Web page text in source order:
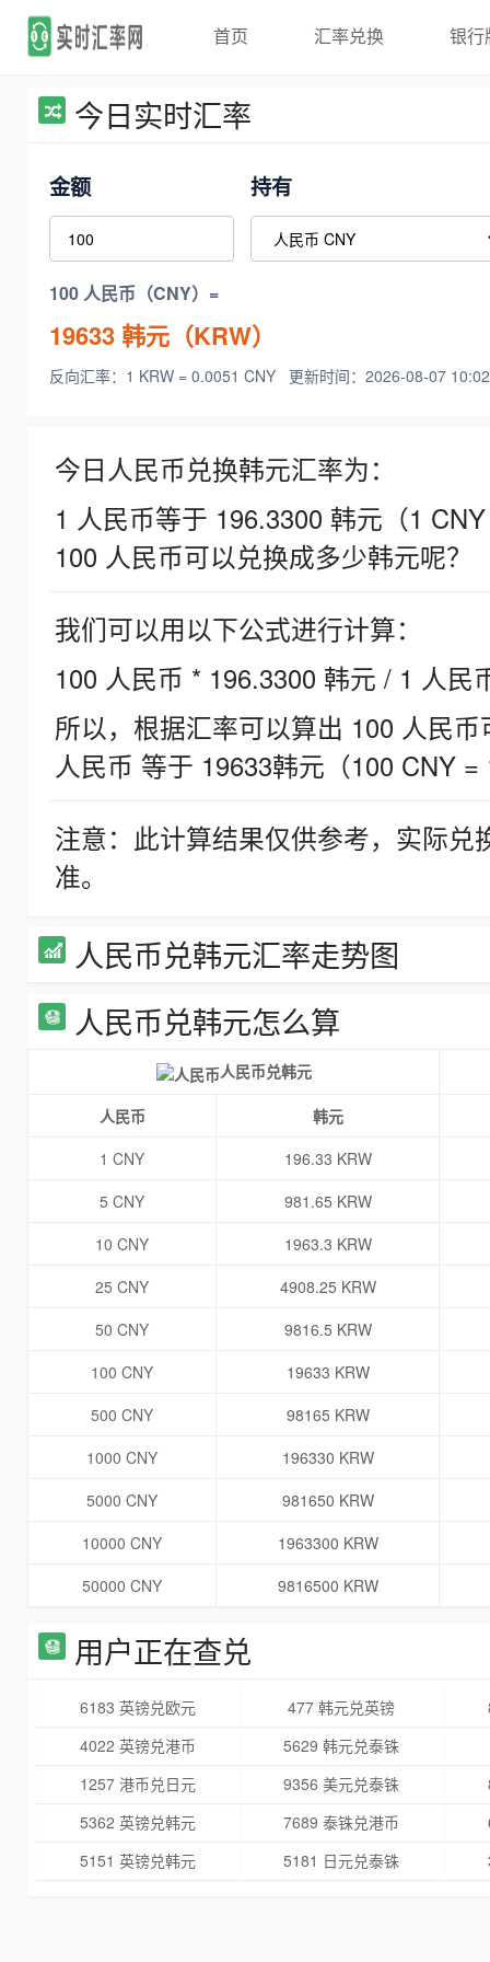
首页 汇率兑换 银行
今日实时汇率
金额 持有
100 人民币（CNY）=
19633韩元（KRW）
反向汇率：1 KRW = 0.0051 CNY 更新时间：2026-08-07
今日人民币兑换韩元汇率为：
1 人民币等于 196.3300 韩元（1
100 人民币可以兑换成多少韩元呢？
我们可以用以下公式进行计算：
100 人民币 * 196.3300 韩元 / 1 人民
所以，根据汇率可以算出 100 人民
人民币 等于 19633韩元（100 CNY =
注意：此计算结果仅供参考，实际
准。
人民币兑韩元汇率走势图
人民币兑韩元怎么算
人民币兑韩元
人民币
韩元
1 CNY
196.33 KRW
5 CNY
981.65 KRW
10 CNY
1963.3 KRW
25 CNY
4908.25 KRW
50 CNY
9816.5 KRW
100 CNY
19633 KRW
500 CNY
98165 KRW
1000 CNY
196330 KRW
5000 CNY
981650 KRW
10000 CNY
1963300 KRW
50000 CNY
9816500 KRW
用户正在查兑
6183 英镑兑欧元 477 韩元兑英镑
4022 英镑兑港币
5629 韩元兑泰铢
1257 港币兑日元
9356 美元兑泰铢
5362 英镑兑韩元
7689 泰铢兑港币
5151 英镑兑韩元
5181 日元兑泰铢